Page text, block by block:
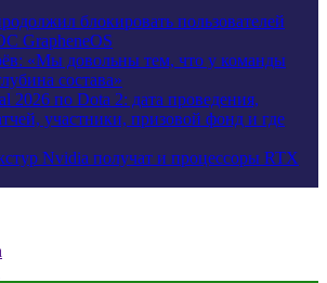
блокировать пользователей
GrapheneOS
«Мы довольны тем, что у команды
состава»
2026 по Dota 2: дата проведения,
участники, призовой фонд и где
Nvidia получат и процессоры RTX